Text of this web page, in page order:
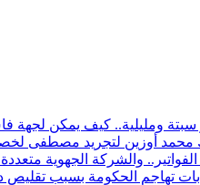
ومليلية.. كيف يمكن لجهة
أوزين لتجريد مصطفى لخصم
والشركة الجهوية
تهاجم الحكومة بسبب